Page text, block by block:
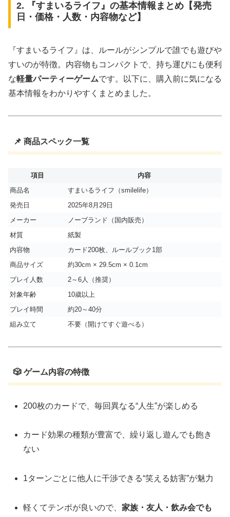
2. 『すまいるライフ』の基本情報まとめ【発売
日・価格・人数・内容物など】
『すまいるライフ』は、ルールがシンプルで誰でも遊びや
すいのが特徴。内容物もコンパクトで、持ち運びにも便利
な軽量パーティーゲームです。以下に、購入前に気になる
基本情報をわかりやすくまとめました。
📌 商品スペック一覧
項目
内容
商品名
すまいるライフ（smilelife）
発売日
2025年8月29日
メーカー
ノーブランド（国内販売）
材質
紙製
内容物
カード200枚、ルールブック1部
商品サイズ
約30cm × 29.5cm × 0.1cm
プレイ人数
2～6人（推奨）
対象年齢
10歳以上
プレイ時間
約20～40分
組み立て
不要（開けてすぐ遊べる）
🎲 ゲーム内容の特徴
200枚のカードで、毎回異なる“人生”が楽しめる
カード効果の種類が豊富で、繰り返し遊んでも飽き
ない
1ターンごとに他人に干渉できる“笑える妨害”が魅力
軽くてテンポが良いので、家族・友人・飲み会でも